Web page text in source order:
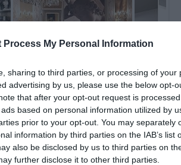
Process My Personal Information
sharing to third parties, or processing of your
advertising by us, please use the below opt-
that after your opt-out request is
based on personal information utilized by
prior to your opt-out. You may separately
information by third parties on the IAB’s list
also be disclosed by us to third parties on
further disclose it to other third parties.